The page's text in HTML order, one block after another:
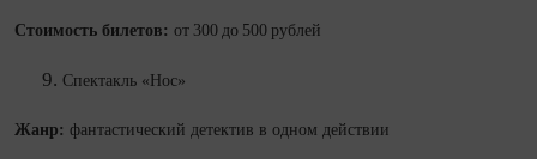
Стоимость билетов: от 300 до 500 рублей
Спектакль «Нос»
Жанр: фантастический детектив в одном действии